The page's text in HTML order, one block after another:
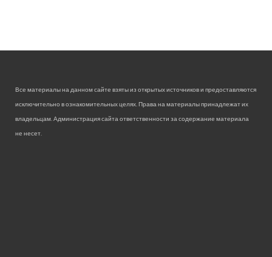
Все материалы на данном сайте взяты из открытых источников и предоставляются
исключительно в ознакомительных целях. Права на материалы принадлежат их
владельцам. Администрация сайта ответственности за содержание материала
не несет.